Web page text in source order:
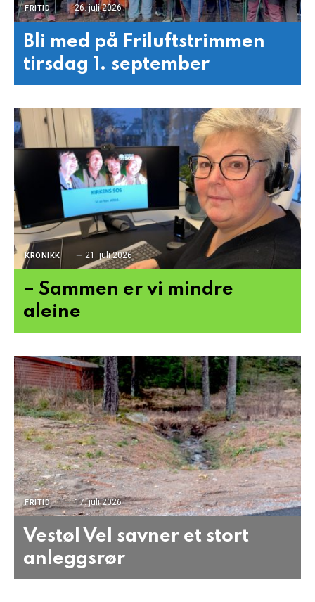
FRITID 26. juli 2026
Bli med på Friluftstrimmen
tirsdag 1. september
KRONIKK 21. juli 2026
– Sammen er vi mindre
aleine
FRITID 17. juli 2026
Vestøl Vel savner et stort
anleggsrør